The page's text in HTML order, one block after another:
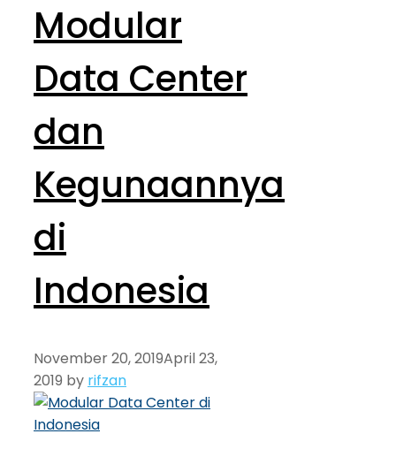
Modular
Data Center
dan
Kegunaannya
di
Indonesia
November 20, 2019April 23,
2019 by rifzan